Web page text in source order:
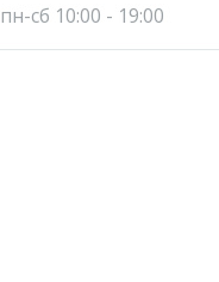
пн-сб 10:00 - 19:00